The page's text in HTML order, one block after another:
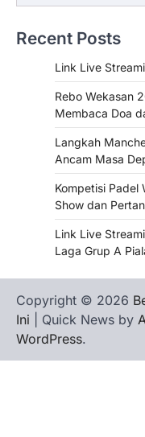
Recent Posts
Link Live
Rebo Wekasan
Membaca Doa
Langkah
Ancam Masa
Kompetisi Padel
Show dan
Link Live
Laga Grup A
Copyright © 2026
Ini | Quick News by
WordPress.